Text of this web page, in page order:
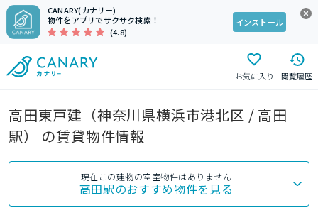
CANARY(カナリー)
物件をアプリでサクサク検索！
(4.8)
インストール
お気に入り 閲覧履歴
高田東戸建（神奈川県横浜市港北区 / 高田
駅） の賃貸物件情報
現在この建物の空室物件はありません
高田駅のおすすめ物件を見る